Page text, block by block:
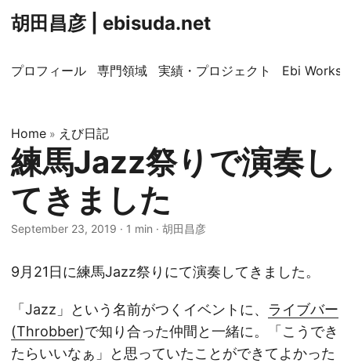
胡田昌彦 | ebisuda.net
プロフィール 専門領域 実績・プロジェクト Ebi
Home » えび日記
練馬Jazz祭りで演奏し
てきました
September 23, 2019 · 1 min · 胡田昌彦
9月21日に練馬Jazz祭りにて演奏してきました。
「Jazz」という名前がつくイベントに、 ライブバー
(Throbber)で知り合った仲間と一緒に。「こうでき
たらいいなぁ」と思っていたことができてよかった